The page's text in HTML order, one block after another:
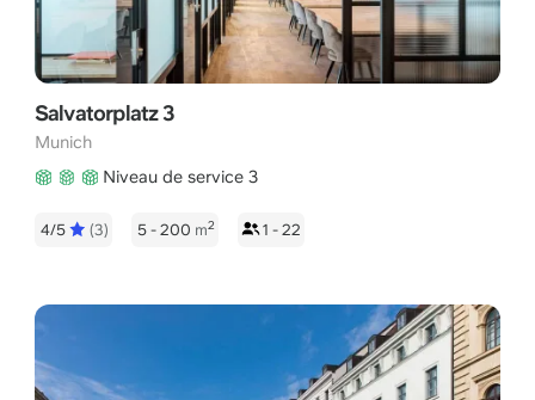
Salvatorplatz 3
Munich
Niveau de service 3
4/5 (3) 5 - 200 m2 1 - 22